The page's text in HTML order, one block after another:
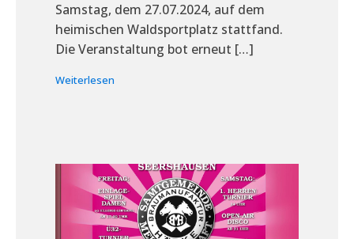
Samstag, dem 27.07.2024, auf dem
heimischen Waldsportplatz stattfand.
Die Veranstaltung bot erneut […]
Weiterlesen